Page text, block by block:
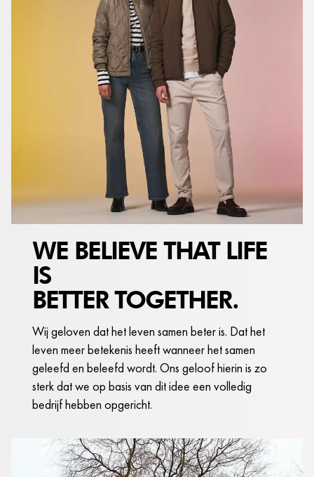
WE BELIEVE THAT LIFE
IS
BETTER TOGETHER.
Wij geloven dat het leven samen beter is. Dat het
leven meer betekenis heeft wanneer het samen
geleefd en beleefd wordt. Ons geloof hierin is zo
sterk dat we op basis van dit idee een volledig
bedrijf hebben opgericht.